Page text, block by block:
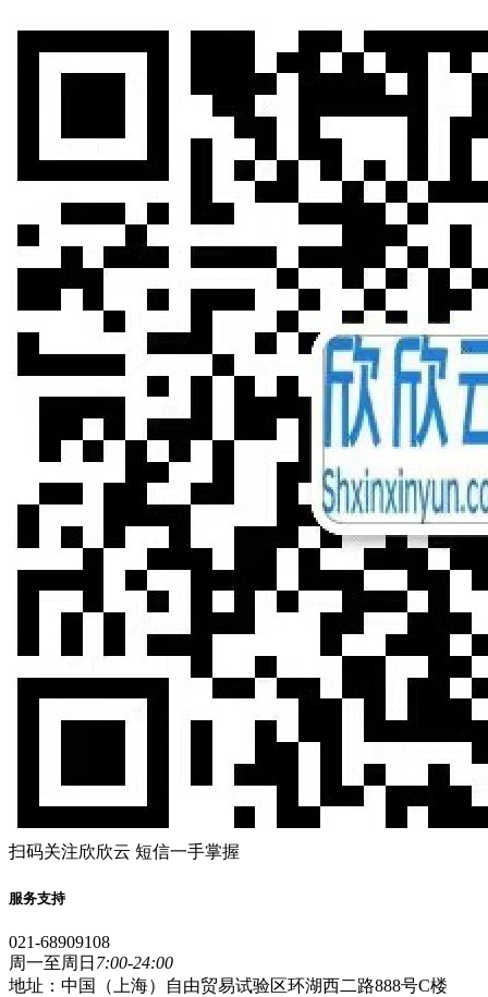
扫码关注欣欣云 短信一手掌握
服务支持
021-68909108
周一至周日 7:00-24:00
地址：中国（上海）自由贸易试验区环湖西二路888号C楼